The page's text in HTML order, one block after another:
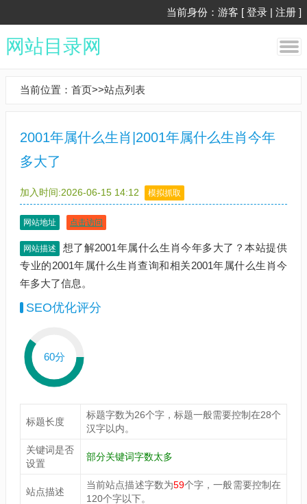
当前身份：游客 [ 登录 | 注册 ]
网站目录网
当前位置： 首页>>站点列表
2001年属什么生肖|2001年属什么生肖今年
多大了
加入时间:2026-06-15 14:12 模拟抓取
网站地址 点击访问
网站描述
想了解2001年属什么生肖今年多大了？本站提供
专业的2001年属什么生肖查询和相关2001年属什么生肖今
年多大了信息。
SEO优化评分
60分
标题长度
标题字数为26个字，标题一般需要控制在28个
汉字以内。
关键词是否
设置
部分关键词字数太多
站点描述
当前站点描述字数为59个字，一般需要控制在
120个字以下。